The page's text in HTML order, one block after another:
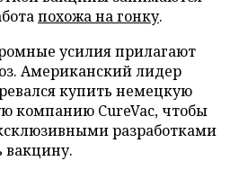
похожа на гонку.
усилия прилагают
Американский лидер
купить немецкую
компанию CureVac, чтобы
разработками
вакцину.